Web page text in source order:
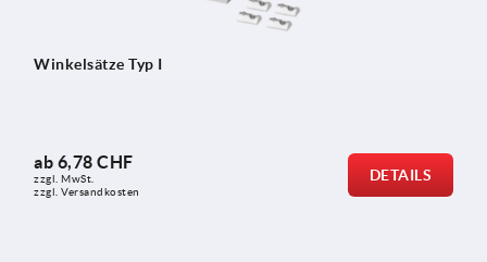
Winkelsätze Typ I
ab 6,78 CHF
zzgl. MwSt.
zzgl. Versandkosten
DETAILS